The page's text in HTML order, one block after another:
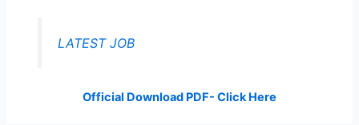
LATEST JOB
Official Download PDF- Click Here